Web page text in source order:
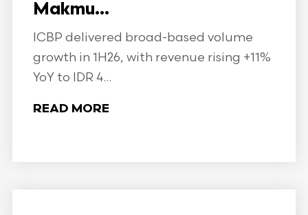
Makmu...
ICBP delivered broad-based volume
growth in 1H26, with revenue rising +11%
YoY to IDR 4...
READ MORE